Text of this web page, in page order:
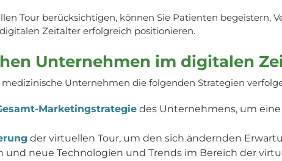
Tour berücksichtigen, können Sie Patienten begeistern,
Zeitalter erfolgreich positionieren.
Unternehmen im digitalen
Unternehmen die folgenden Strategien
Marketingstrategiedes Unternehmens, um
der virtuellen Tour, um den sich ändernden
neue Technologien und Trends im Bereich der